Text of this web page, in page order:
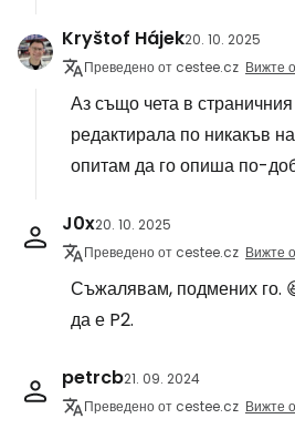
Kryštof Hájek20. 10. 2025
Преведено от cestee.cz Вижте
Аз също чета в
редактирала по никакъв
опитам да го опиша по-
J0x20. 10. 2025
Преведено от cestee.cz Вижте
Съжалявам, подмених го.
да е P2.
petrcb21. 09. 2024
Преведено от cestee.cz Вижте